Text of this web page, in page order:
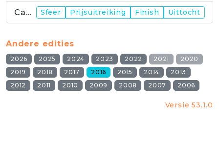
Campus Sfeer Prijsuitreiking Finish Uittocht
Andere edities
2026 2025 2024 2023 2022 2021
2020
2019
2018 2017 2016 2015 2014
2013
2012
2011 2010 2009 2008 2007 2006
Versie 53.1.0